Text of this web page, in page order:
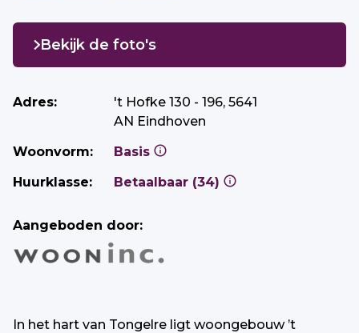
Adres:
't Hofke 130 - 196, 5641
AN Eindhoven
Woonvorm:
Basis
Huurklasse:
Betaalbaar (34)
Aangeboden door:
Bekijk de foto's
In het hart van Tongelre ligt woongebouw ’t